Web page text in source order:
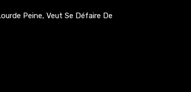
Peine, Veut Se Défaire De